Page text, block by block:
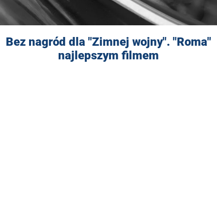
Bez nagród dla "Zimnej wojny". "Roma"
najlepszym filmem